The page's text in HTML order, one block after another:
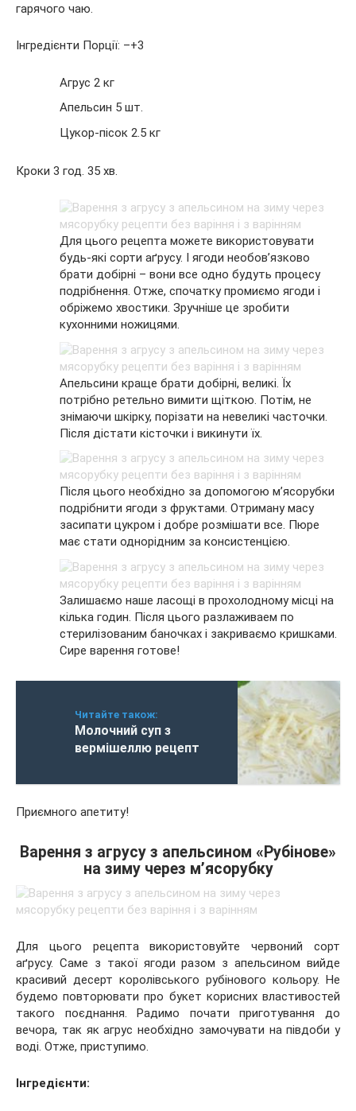
гарячого чаю.
Інгредієнти Порції: –+3
Агрус 2 кг
Апельсин 5 шт.
Цукор-пісок 2.5 кг
Кроки 3 год. 35 хв.
Для цього рецепта можете використовувати
будь-які сорти аґрусу. І ягоди необов’язково
брати добірні – вони все одно будуть процесу
подрібнення. Отже, спочатку промиємо ягоди і
обріжемо хвостики. Зручніше це зробити
кухонними ножицями.
Апельсини краще брати добірні, великі. Їх
потрібно ретельно вимити щіткою. Потім, не
знімаючи шкірку, порізати на невеликі часточки.
Після дістати кісточки і викинути їх.
Після цього необхідно за допомогою м’ясорубки
подрібнити ягоди з фруктами. Отриману масу
засипати цукром і добре розмішати все. Пюре
має стати однорідним за консистенцією.
Залишаємо наше ласощі в прохолодному місці на
кілька годин. Після цього разлаживаем по
стерилізованим баночках і закриваємо кришками.
Сире варення готове!
Читайте також:
Молочний суп з
вермішеллю рецепт
Приємного апетиту!
Варення з агрусу з апельсином «Рубінове»
на зиму через м’ясорубку
Для цього рецепта використовуйте червоний сорт
аґрусу. Саме з такої ягоди разом з апельсином вийде
красивий десерт королівського рубінового кольору. Не
будемо повторювати про букет корисних властивостей
такого поєднання. Радимо почати приготування до
вечора, так як агрус необхідно замочувати на півдоби у
воді. Отже, приступимо.
Інгредієнти: